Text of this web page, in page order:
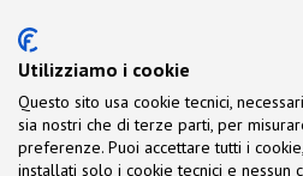
Utilizziamo i cookie
Questo sito usa cookie tecnici,
sia nostri che di terze parti, per
preferenze. Puoi accettare tutti i
installati solo i cookie tecnici e nessun